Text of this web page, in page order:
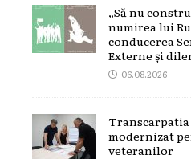
„Să nu
numirea lui
conducerea
Externe și
06.08.2026
Transcarpatia
modernizat
veteranilor